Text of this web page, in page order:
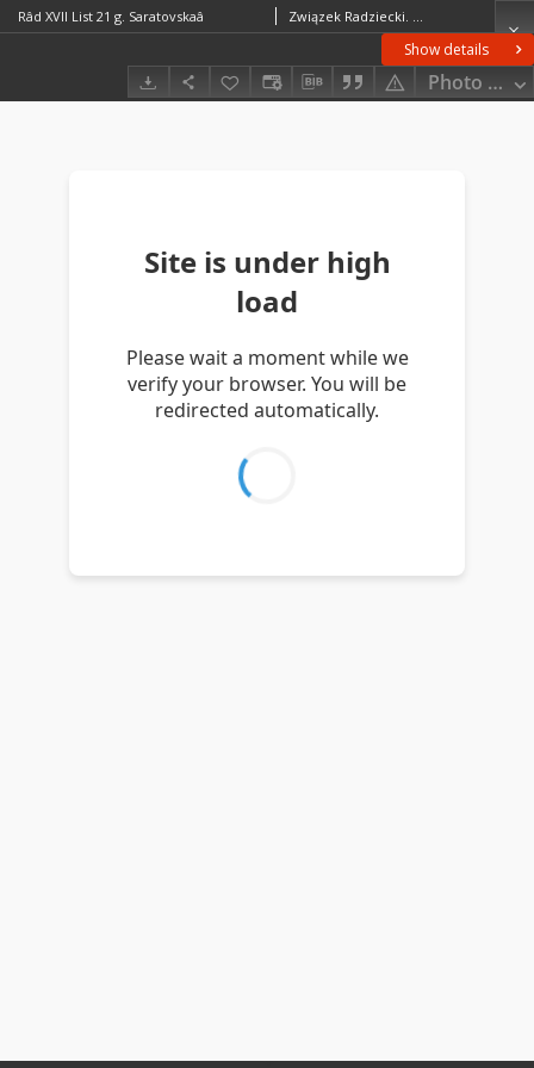
Show details
Photo
Râd XVII List 21 g. Saratovskaâ Związek Radziecki. Vserossijskij Glavnyj Štab. Litografiâ kartografičeskogo otdela. Wydawca